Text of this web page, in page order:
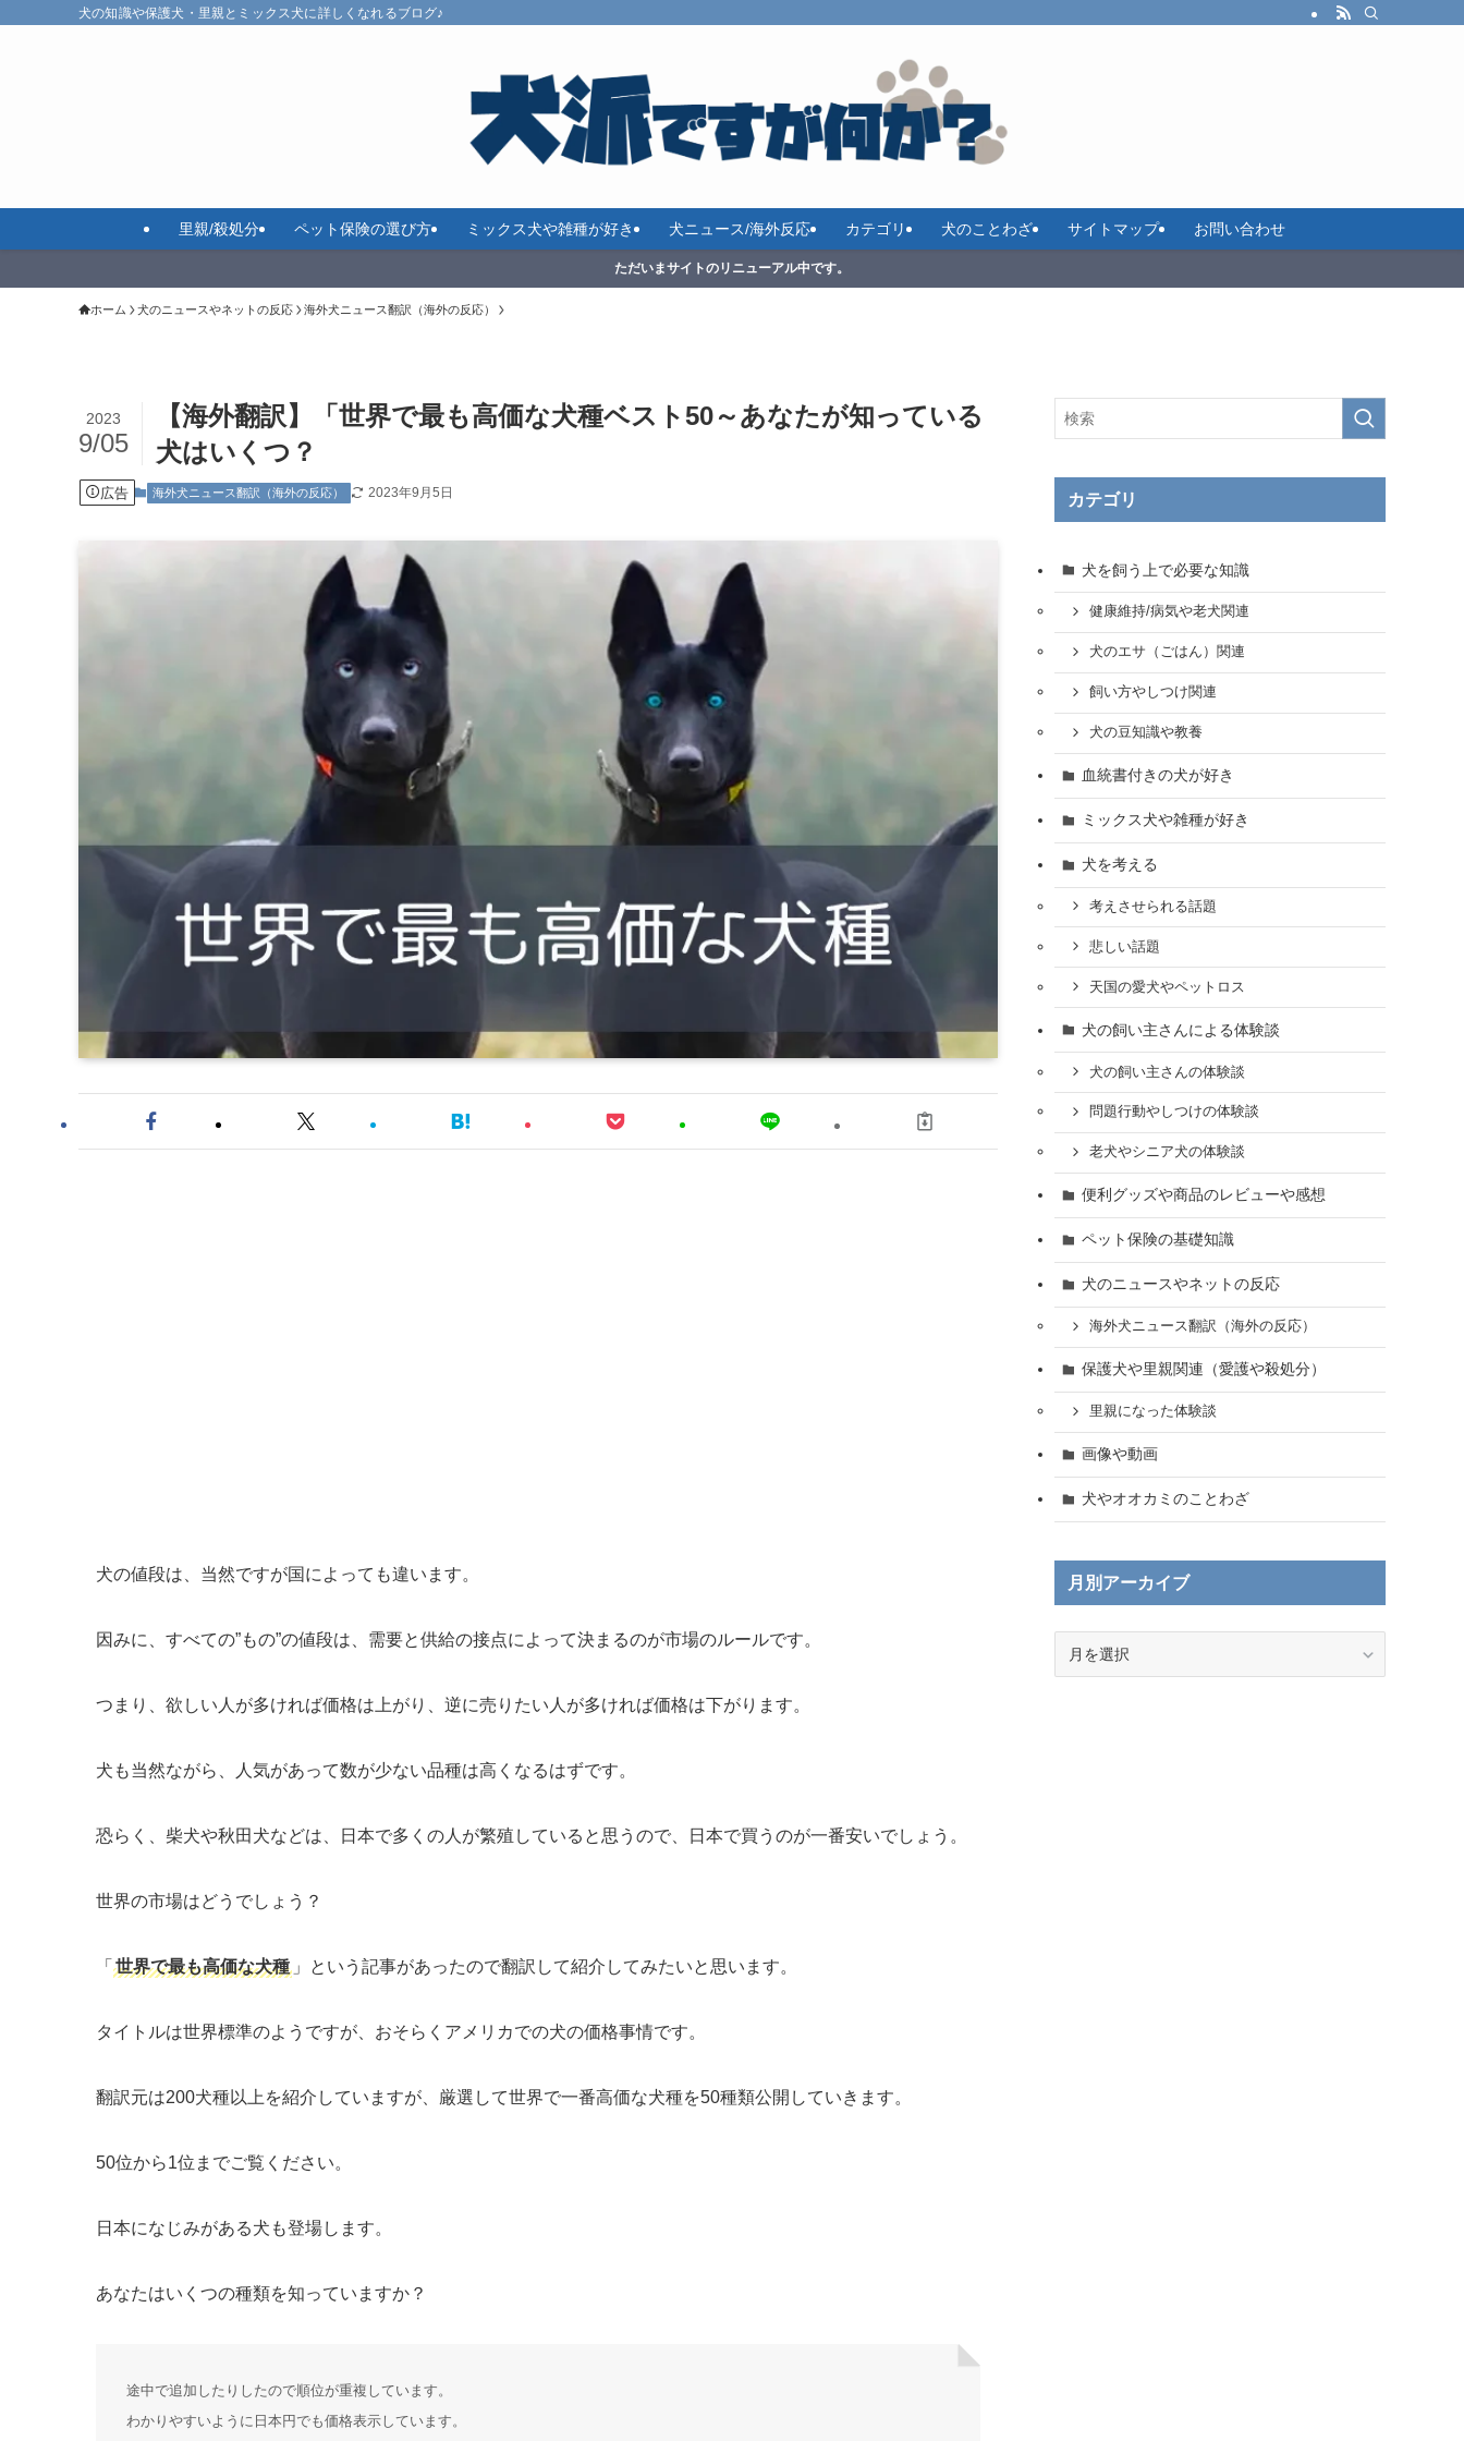
犬の知識や保護犬・里親とミックス犬に詳しくなれるブログ♪
里親/殺処分 ペット保険の選び方 ミックス犬や雑種が好き 犬ニュース/海外反応 カテゴリ 犬のことわざ サイトマップ お問い合わせ
ただいまサイトのリニューアル中です。
ホーム 犬のニュースやネットの反応 海外犬ニュース翻訳（海外の反応）
【海外翻訳】「世界で最も高価な犬種ベスト50～あなたが知っている
犬はいくつ？
2023
9/05
広告 海外犬ニュース翻訳（海外の反応） 2023年9月5日
犬の値段は、当然ですが国によっても違います。
因みに、すべての”もの”の値段は、需要と供給の接点によって決まるのが市場のルールです。
つまり、欲しい人が多ければ価格は上がり、逆に売りたい人が多ければ価格は下がります。
犬も当然ながら、人気があって数が少ない品種は高くなるはずです。
恐らく、柴犬や秋田犬などは、日本で多くの人が繁殖していると思うので、日本で買うのが一番安いでしょう。
世界の市場はどうでしょう？
「 世界で最も高価な犬種 」という記事があったので翻訳して紹介してみたいと思います。
タイトルは世界標準のようですが、おそらくアメリカでの犬の価格事情です。
翻訳元は200犬種以上を紹介していますが、厳選して世界で一番高価な犬種を50種類公開していきます。
50位から1位までご覧ください。
日本になじみがある犬も登場します。
あなたはいくつの種類を知っていますか？
途中で追加したりしたので順位が重複しています。
わかりやすいように日本円でも価格表示しています。
カテゴリ
犬を飼う上で必要な知識
健康維持/病気や老犬関連
犬のエサ（ごはん）関連
飼い方やしつけ関連
犬の豆知識や教養
血統書付きの犬が好き
ミックス犬や雑種が好き
犬を考える
考えさせられる話題
悲しい話題
天国の愛犬やペットロス
犬の飼い主さんによる体験談
犬の飼い主さんの体験談
問題行動やしつけの体験談
老犬やシニア犬の体験談
便利グッズや商品のレビューや感想
ペット保険の基礎知識
犬のニュースやネットの反応
海外犬ニュース翻訳（海外の反応）
保護犬や里親関連（愛護や殺処分）
里親になった体験談
画像や動画
犬やオオカミのことわざ
月別アーカイブ